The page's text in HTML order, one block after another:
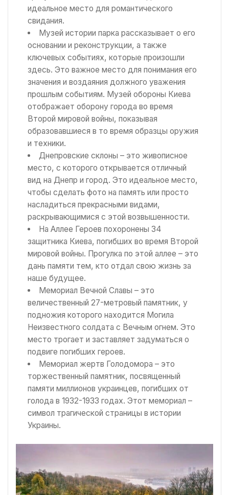
идеальное место для романтического
свидания.
Музей истории парка рассказывает о его
основании и реконструкции, а также
ключевых событиях, которые произошли
здесь. Это важное место для понимания его
значения и воздаяния должного уважения
прошлым событиям. Музей обороны Киева
отображает оборону города во время
Второй мировой войны, показывая
образовавшиеся в то время образцы оружия
и техники.
Днепровские склоны – это живописное
место, с которого открывается отличный
вид на Днепр и город. Это идеальное место,
чтобы сделать фото на память или просто
насладиться прекрасными видами,
раскрывающимися с этой возвышенности.
На Аллее Героев похоронены 34
защитника Киева, погибших во время Второй
мировой войны. Прогулка по этой аллее – это
дань памяти тем, кто отдал свою жизнь за
наше будущее.
Мемориал Вечной Славы – это
величественный 27-метровый памятник, у
подножия которого находится Могила
Неизвестного солдата с Вечным огнем. Это
место трогает и заставляет задуматься о
подвиге погибших героев.
Мемориал жертв Голодомора – это
торжественный памятник, посвященный
памяти миллионов украинцев, погибших от
голода в 1932-1933 годах. Этот мемориал –
символ трагической страницы в истории
Украины.